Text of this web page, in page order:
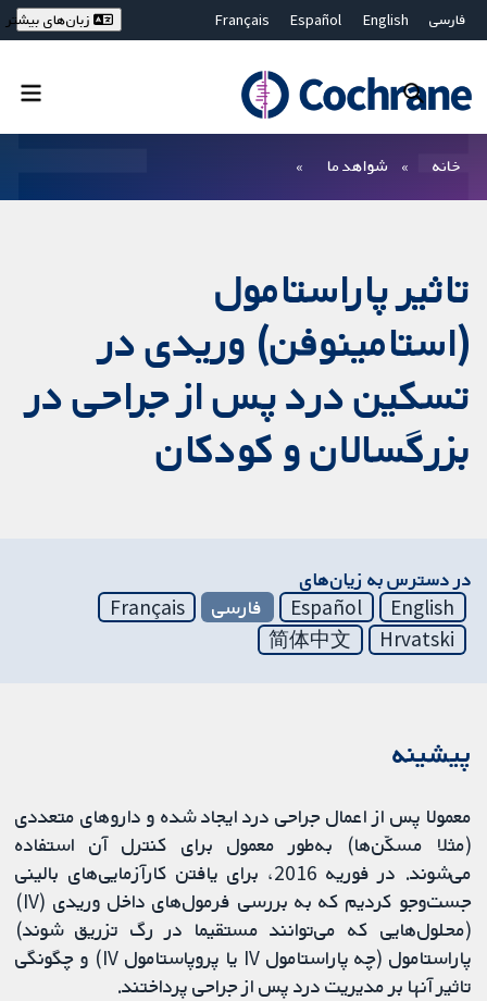
فارسی English
Español
Français
Bahasa Malaysia
ไทย
繁體中文
زبان‌های بیشتر
خانه شواهد ما
تاثیر پاراستامول
(استامینوفن) وریدی در
تسکین درد پس از جراحی در
بزرگسالان و کودکان
در دسترس به زیان‌های
English
Español فارسی
Français
Hrvatski
简体中文
پیشینه
معمولا پس از اعمال جراحی درد ایجاد شده و داروهای متعددی
(مثلا مسکّن‌ها) به‌طور معمول برای کنترل آن استفاده
می‌شوند. در فوریه 2016، برای یافتن کارآزمایی‌های بالینی
جست‌وجو کردیم که به بررسی فرمول‌های داخل وریدی (IV)
(محلول‌هایی که می‌توانند مستقیما در رگ تزریق شوند)
پاراستامول (چه پاراستامول IV یا پروپاستامول IV) و چگونگی
تاثیر آنها بر مدیریت درد پس از جراحی پرداختند.